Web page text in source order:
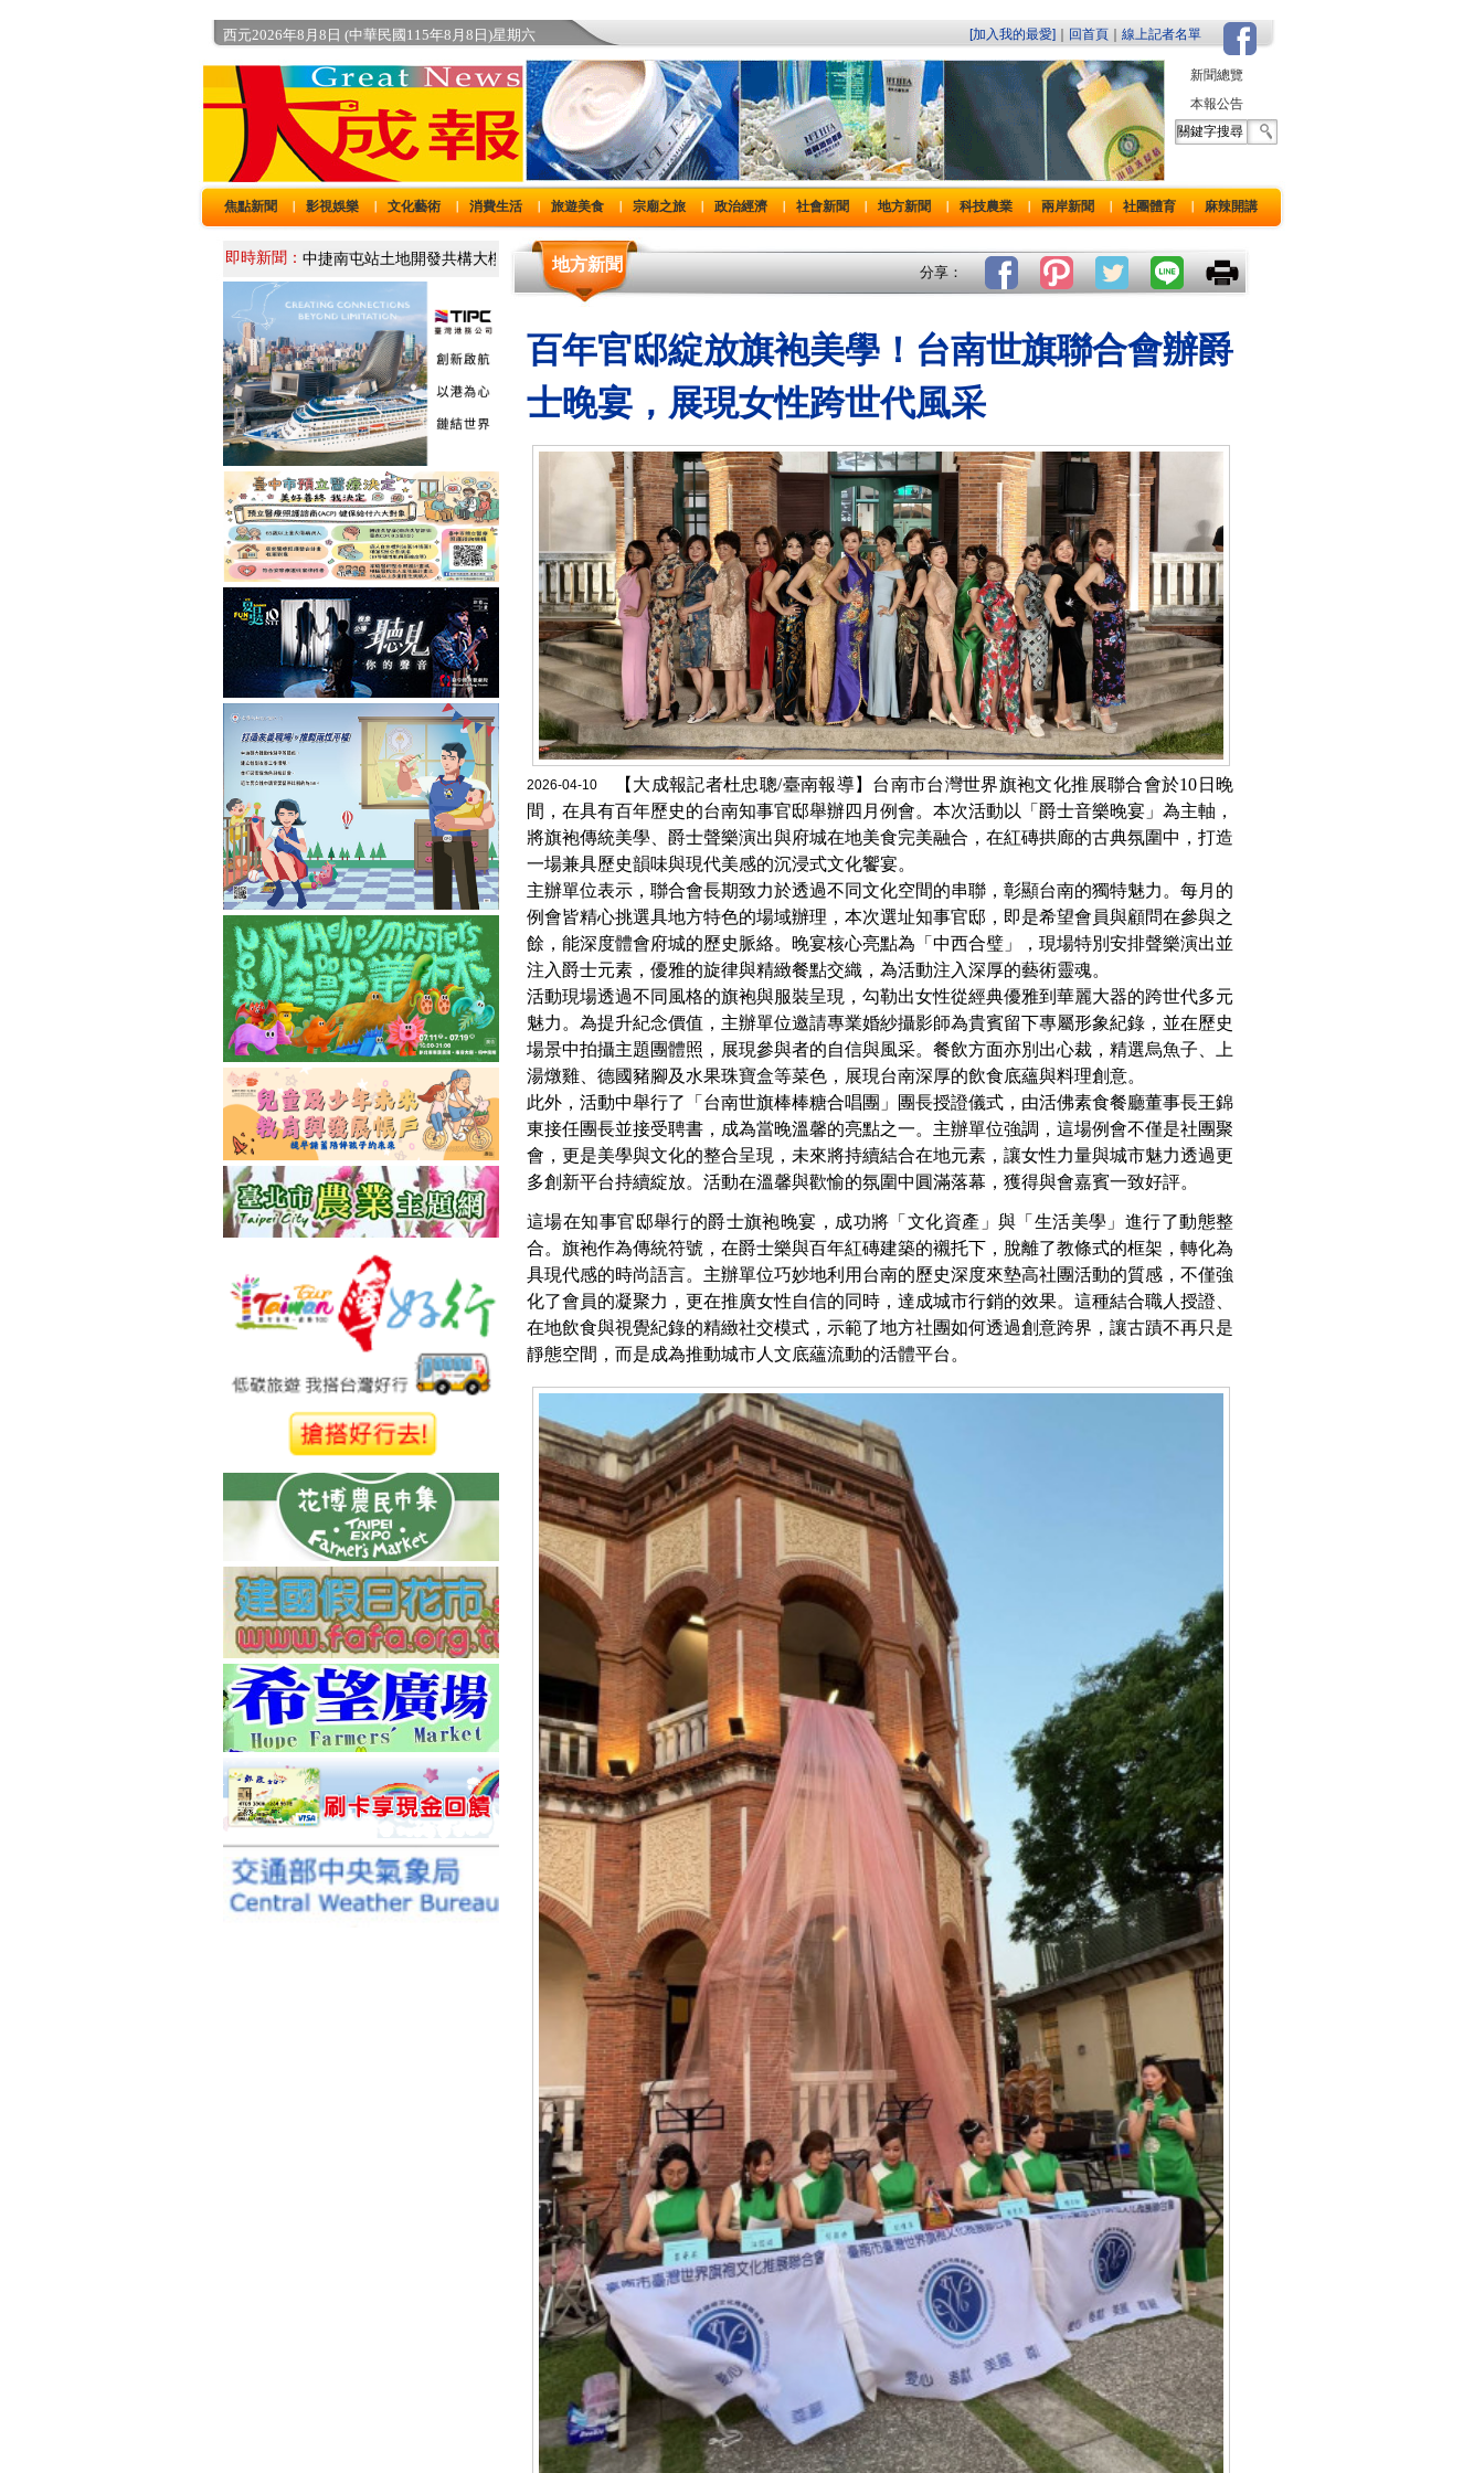
西元2026年8月8日 (中華民國115年8月8日)星期六 [加入我的最愛] 回首頁 線上記者名單
新聞總覽
本報公告
焦點新聞 影視娛樂 文化藝術 消費生活 旅遊美食 宗廟之旅 政治經濟 社會新聞 地方新聞 科技農業 兩岸新聞 社團體育 麻辣開講
即時新聞： 地方新聞 分享：
百年官邸綻放旗袍美學！台南世旗聯合會辦爵
士晚宴，展現女性跨世代風采
2026-04-10
【大成報記者杜忠聰/臺南報導】台南市台灣世界旗袍文化推展聯合會於10日晚
間，在具有百年歷史的台南知事官邸舉辦四月例會。本次活動以「爵士音樂晚宴」為主軸，
將旗袍傳統美學、爵士聲樂演出與府城在地美食完美融合，在紅磚拱廊的古典氛圍中，打造
一場兼具歷史韻味與現代美感的沉浸式文化饗宴。
主辦單位表示，聯合會長期致力於透過不同文化空間的串聯，彰顯台南的獨特魅力。每月的
例會皆精心挑選具地方特色的場域辦理，本次選址知事官邸，即是希望會員與顧問在參與之
餘，能深度體會府城的歷史脈絡。晚宴核心亮點為「中西合璧」，現場特別安排聲樂演出並
注入爵士元素，優雅的旋律與精緻餐點交織，為活動注入深厚的藝術靈魂。
活動現場透過不同風格的旗袍與服裝呈現，勾勒出女性從經典優雅到華麗大器的跨世代多元
魅力。為提升紀念價值，主辦單位邀請專業婚紗攝影師為貴賓留下專屬形象紀錄，並在歷史
場景中拍攝主題團體照，展現參與者的自信與風采。餐飲方面亦別出心裁，精選烏魚子、上
湯燉雞、德國豬腳及水果珠寶盒等菜色，展現台南深厚的飲食底蘊與料理創意。
此外，活動中舉行了「台南世旗棒棒糖合唱團」團長授證儀式，由活佛素食餐廳董事長王錦
東接任團長並接受聘書，成為當晚溫馨的亮點之一。主辦單位強調，這場例會不僅是社團聚
會，更是美學與文化的整合呈現，未來將持續結合在地元素，讓女性力量與城市魅力透過更
多創新平台持續綻放。活動在溫馨與歡愉的氛圍中圓滿落幕，獲得與會嘉賓一致好評。
這場在知事官邸舉行的爵士旗袍晚宴，成功將「文化資產」與「生活美學」進行了動態整
合。旗袍作為傳統符號，在爵士樂與百年紅磚建築的襯托下，脫離了教條式的框架，轉化為
具現代感的時尚語言。主辦單位巧妙地利用台南的歷史深度來墊高社團活動的質感，不僅強
化了會員的凝聚力，更在推廣女性自信的同時，達成城市行銷的效果。這種結合職人授證、
在地飲食與視覺紀錄的精緻社交模式，示範了地方社團如何透過創意跨界，讓古蹟不再只是
靜態空間，而是成為推動城市人文底蘊流動的活體平台。